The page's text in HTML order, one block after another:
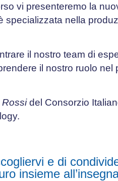
vi presenteremo la
specializzata nella
il nostro team di
il nostro ruolo nel
Rossidel Consorzio
e di
insieme